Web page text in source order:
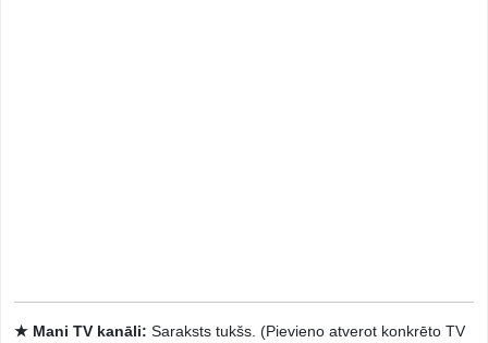
★ Mani TV kanāli: Saraksts tukšs. (Pievieno atverot konkrēto TV